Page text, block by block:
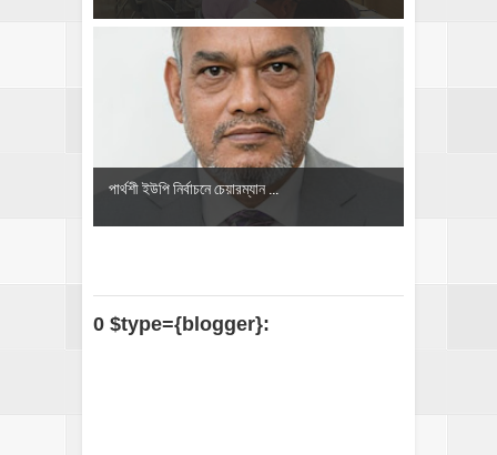
‎পার্থশী ইউপি নির্বাচনে চেয়ারম্যান ...
0 $type={blogger}: